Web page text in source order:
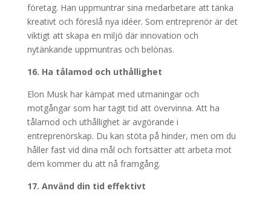
företag. Han uppmuntrar sina medarbetare att tänka
kreativt och föreslå nya idéer. Som entreprenör är det
viktigt att skapa en miljö där innovation och
nytänkande uppmuntras och belönas.
16. Ha tålamod och uthållighet
Elon Musk har kämpat med utmaningar och
motgångar som har tagit tid att övervinna. Att ha
tålamod och uthållighet är avgörande i
entreprenörskap. Du kan stöta på hinder, men om du
håller fast vid dina mål och fortsätter att arbeta mot
dem kommer du att nå framgång.
17. Använd din tid effektivt